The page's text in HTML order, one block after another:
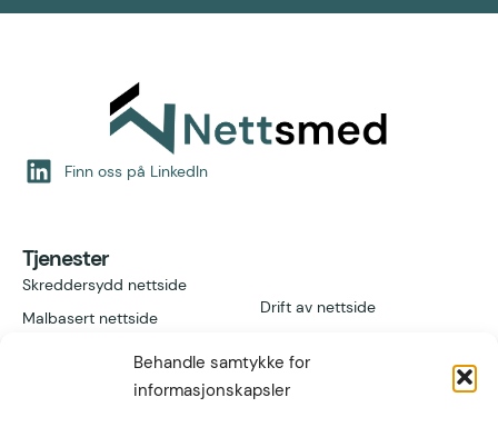
Behandle samtykke for
informasjonskapsler
Finn oss på LinkedIn
Tjenester
Skreddersydd nettside
Malbasert nettside
Drift av nettside
Vil du bli reseller?